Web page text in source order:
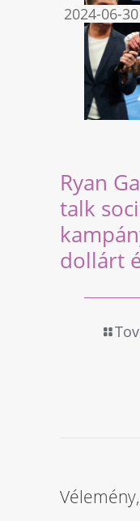
2024-06-30
Ryan
talk
dollárt